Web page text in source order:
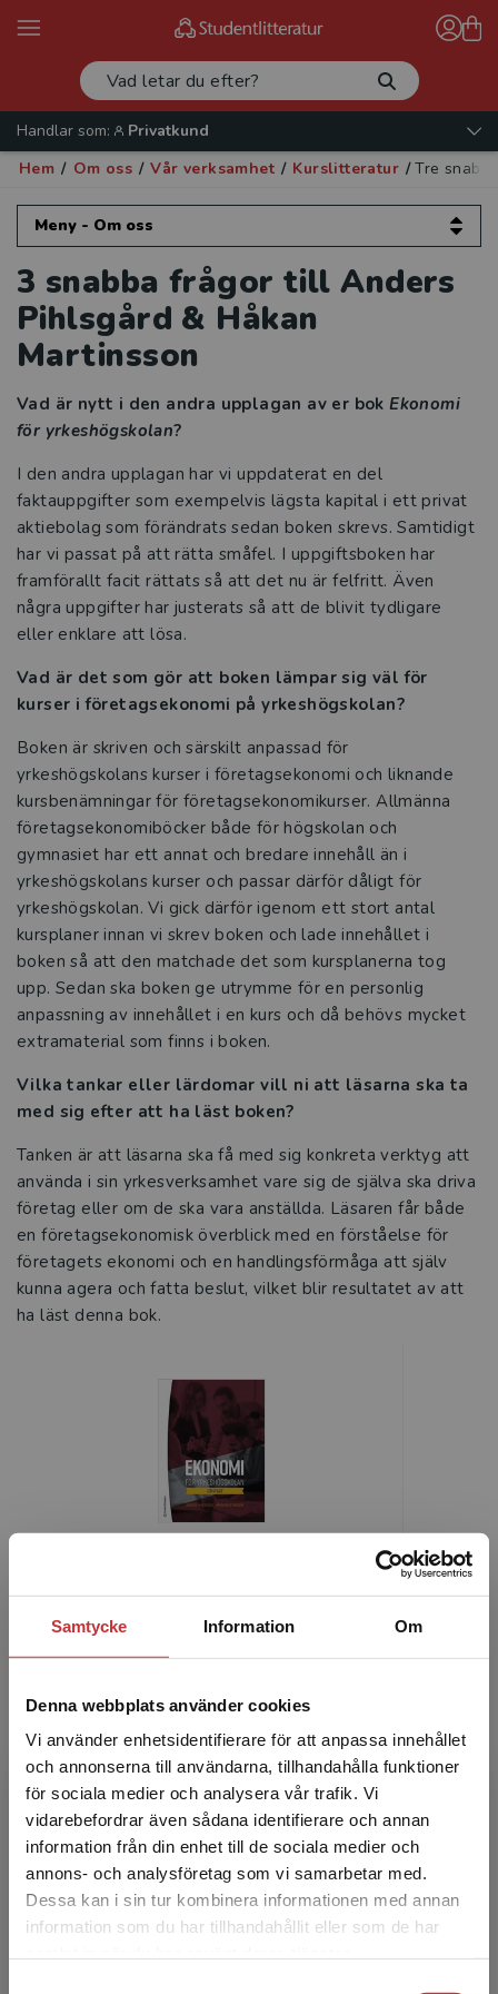
Samtycke Information Om
Denna webbplats använder cookies
Vi använder enhetsidentifierare för att anpassa innehållet
och annonserna till användarna, tillhandahålla funktioner
för sociala medier och analysera vår trafik. Vi
vidarebefordrar även sådana identifierare och annan
information från din enhet till de sociala medier och
annons- och analysföretag som vi samarbetar med.
Dessa kan i sin tur kombinera informationen med annan
information som du har tillhandahållit eller som de har
Begränsad fraktregion
Det verkar som att du besöker
studentlitteratur.se via en enhet utanför Sverige.
Handlar som:
Privatkund
Hem / Om oss / Vår verksamhet / Kurslitteratur / Tre
Meny - Om oss
Om oss
Kontakta oss
Läromedel
Kurslitteratur
Därför behövs den svenska
kurslitteraturen
Så hotas den svenska kurslitteraturen
Studora
Kompetensutveckling
Prova demoprodukter
Organisation och ledning
Jobba hos oss
Historia
Studentlitteratur i siffror
GDPR och personuppgifter
Cookies
Tillgänglighet
Systemkrav
About us
3 snabba frågor till Anders
Pihlsgård & Håkan
Martinsson
Vad är nytt i den andra upplagan av er bok Ekonomi
för yrkeshögskolan?
I den andra upplagan har vi uppdaterat en del
faktauppgifter som exempelvis lägsta kapital i ett privat
aktiebolag som förändrats sedan boken skrevs. Samtidigt
har vi passat på att rätta småfel. I uppgiftsboken har
framförallt facit rättats så att det nu är felfritt. Även
några uppgifter har justerats så att de blivit tydligare
eller enklare att lösa.
Vad är det som gör att boken lämpar sig väl för
kurser i företagsekonomi på yrkeshögskolan?
Boken är skriven och särskilt anpassad för
yrkeshögskolans kurser i företagsekonomi och liknande
kursbenämningar för företagsekonomikurser. Allmänna
företagsekonomiböcker både för högskolan och
gymnasiet har ett annat och bredare innehåll än i
yrkeshögskolans kurser och passar därför dåligt för
yrkeshögskolan. Vi gick därför igenom ett stort antal
kursplaner innan vi skrev boken och lade innehållet i
boken så att den matchade det som kursplanerna tog
upp. Sedan ska boken ge utrymme för en personlig
anpassning av innehållet i en kurs och då behövs mycket
extramaterial som finns i boken.
Vilka tankar eller lärdomar vill ni att läsarna ska ta
med sig efter att ha läst boken?
Tanken är att läsarna ska få med sig konkreta verktyg att
använda i sin yrkesverksamhet vare sig de själva ska driva
företag eller om de ska vara anställda. Läsaren får både
en företagsekonomisk överblick med en förståelse för
företagets ekonomi och en handlingsförmåga att själv
kunna agera och fatta beslut, vilket blir resultatet av att
ha läst denna bok.
385 krinkl. moms
Exkl. moms: 363 kr